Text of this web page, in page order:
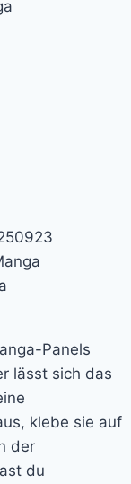
Panels
lässt sich das
klebe sie auf
der
du